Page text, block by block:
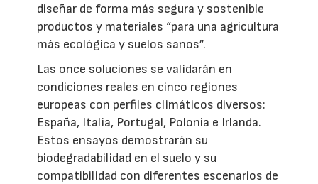
diseñar de forma más segura y sostenible
productos y materiales “para una agricultura
más ecológica y suelos sanos”.
Las once soluciones se validarán en
condiciones reales en cinco regiones
europeas con perfiles climáticos diversos:
España, Italia, Portugal, Polonia e Irlanda.
Estos ensayos demostrarán su
biodegradabilidad en el suelo y su
compatibilidad con diferentes escenarios de